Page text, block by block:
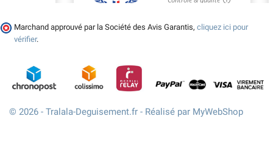
Marchand approuvé par la Société des Avis Garantis, cliquez ici pour
vérifier.
© 2026 - Tralala-Deguisement.fr - Réalisé par MyWebShop